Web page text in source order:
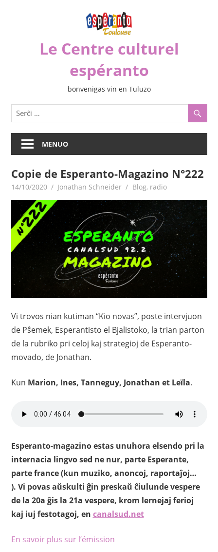
Le Centre culturel
espéranto
bonvenigas vin en Tuluzo
MENUO
Copie de Esperanto-Magazino N°222
14/10/2020 Jonathan Schneider Blog, radio
Vi trovos nian kutiman “Kio novas”, poste intervjuon
de Pŝemek, Esperantisto el Bjalistoko, la trian parton
de la rubriko pri celoj kaj strategioj de Esperanto-
movado, de Jonathan.
Kun Marion, Ines, Tanneguy, Jonathan et Leïla.
Esperanto-magazino estas unuhora elsendo pri la
internacia lingvo sed ne nur, parte Esperante,
parte france (kun muziko, anoncoj, raportaĵoj…
). Vi povas aŭskulti ĝin preskaŭ ĉiulunde vespere
de la 20a ĝis la 21a vespere, krom lernejaj ferioj
kaj iuj festotagoj, en canalsud.net
En savoir plus sur l’émission